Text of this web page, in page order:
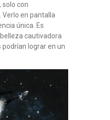
solo con
Verlo en pantalla
única. Es
cautivadora
lograr en un